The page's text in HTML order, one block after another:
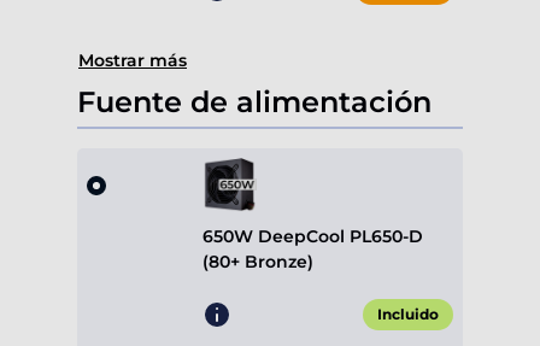
Mostrar más
Fuente de alimentación
650W DeepCool PL650-D
(80+ Bronze)
Incluido